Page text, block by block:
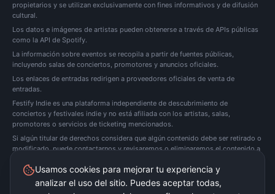
propietarios y se utilizan exclusivamente con fines informativos y de difusión
cultural.
Los datos e imágenes de artistas pueden obtenerse a través de APIs públicas
como la API de Spotify.
La información sobre eventos se recopila a partir de fuentes públicas,
incluyendo salas de conciertos, promotores y anuncios oficiales.
Los enlaces de entradas redirigen a proveedores oficiales de venta de
entradas.
Festify Indie es una plataforma independiente de descubrimiento de
conciertos y festivales indie y no está afiliada con los artistas, salas,
promotores o servicios de ticketing mencionados.
Si algún titular de derechos considera que algún contenido debe ser retirado o
modificado, puede contactarnos y revisaremos o eliminaremos el contenido a
Festify Indie no vende entradas directamente. Redirigimos a plataformas oficiales de
Usamos cookies para mejorar tu experiencia y
analizar el uso del sitio. Puedes aceptar todas,